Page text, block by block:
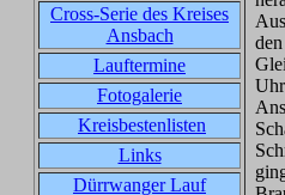
Cross-Serie des Kreises
Ansbach
Lauftermine
Fotogalerie
Kreisbestenlisten
Links
Dürrwanger Lauf